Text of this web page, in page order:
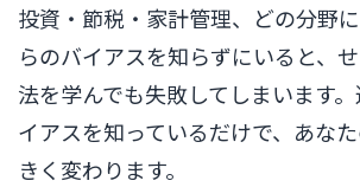
投資・節税・家計管理、どの分野
らのバイアスを知らずにいると、
法を学んでも失敗してしまいます
イアスを知っているだけで、あな
きく変わります。